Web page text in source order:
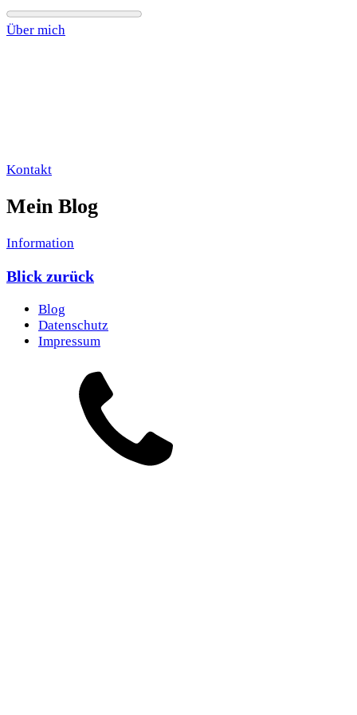
Über mich
Kontakt
Mein Blog
Information
Blick zurück
Blog
Datenschutz
Impressum